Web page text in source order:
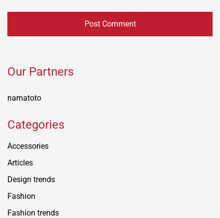
Our Partners
namatoto
Categories
Accessories
Articles
Design trends
Fashion
Fashion trends